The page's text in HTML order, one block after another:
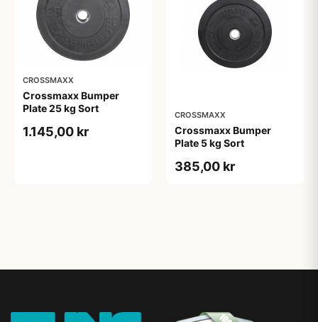
CROSSMAXX
Crossmaxx Bumper
Plate 25 kg Sort
1.145,00 kr
CROSSMAXX
Crossmaxx Bumper
Plate 5 kg Sort
385,00 kr